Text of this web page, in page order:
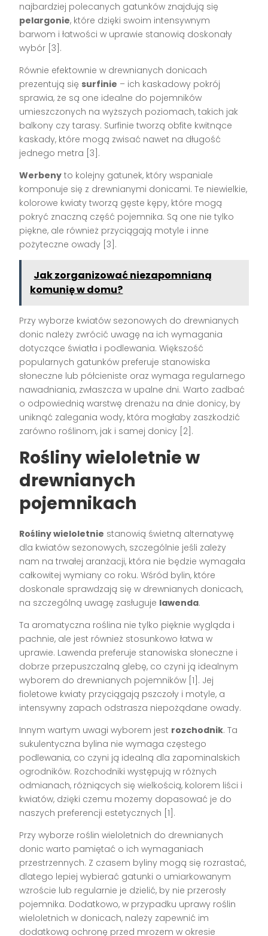
najbardziej polecanych gatunków znajdują się
pelargonie, które dzięki swoim intensywnym
barwom i łatwości w uprawie stanowią doskonały
wybór [3].
Równie efektownie w drewnianych donicach
prezentują się surfinie – ich kaskadowy pokrój
sprawia, że są one idealne do pojemników
umieszczonych na wyższych poziomach, takich jak
balkony czy tarasy. Surfinie tworzą obfite kwitnące
kaskady, które mogą zwisać nawet na długość
jednego metra [3].
Werbeny to kolejny gatunek, który wspaniale
komponuje się z drewnianymi donicami. Te niewielkie,
kolorowe kwiaty tworzą gęste kępy, które mogą
pokryć znaczną część pojemnika. Są one nie tylko
piękne, ale również przyciągają motyle i inne
pożyteczne owady [3].
Jak zorganizować niezapomnianą
komunię w domu?
Przy wyborze kwiatów sezonowych do drewnianych
donic należy zwrócić uwagę na ich wymagania
dotyczące światła i podlewania. Większość
popularnych gatunków preferuje stanowiska
słoneczne lub półcieniste oraz wymaga regularnego
nawadniania, zwłaszcza w upalne dni. Warto zadbać
o odpowiednią warstwę drenażu na dnie donicy, by
uniknąć zalegania wody, która mogłaby zaszkodzić
zarówno roślinom, jak i samej donicy [2].
Rośliny wieloletnie w
drewnianych
pojemnikach
Rośliny wieloletnie stanowią świetną alternatywę
dla kwiatów sezonowych, szczególnie jeśli zależy
nam na trwałej aranżacji, która nie będzie wymagała
całkowitej wymiany co roku. Wśród bylin, które
doskonale sprawdzają się w drewnianych donicach,
na szczególną uwagę zasługuje lawenda.
Ta aromatyczna roślina nie tylko pięknie wygląda i
pachnie, ale jest również stosunkowo łatwa w
uprawie. Lawenda preferuje stanowiska słoneczne i
dobrze przepuszczalną glebę, co czyni ją idealnym
wyborem do drewnianych pojemników [1]. Jej
fioletowe kwiaty przyciągają pszczoły i motyle, a
intensywny zapach odstrasza niepożądane owady.
Innym wartym uwagi wyborem jest rozchodnik. Ta
sukulentyczna bylina nie wymaga częstego
podlewania, co czyni ją idealną dla zapominalskich
ogrodników. Rozchodniki występują w różnych
odmianach, różniących się wielkością, kolorem liści i
kwiatów, dzięki czemu możemy dopasować je do
naszych preferencji estetycznych [1].
Przy wyborze roślin wieloletnich do drewnianych
donic warto pamiętać o ich wymaganiach
przestrzennych. Z czasem byliny mogą się rozrastać,
dlatego lepiej wybierać gatunki o umiarkowanym
wzroście lub regularnie je dzielić, by nie przerosły
pojemnika. Dodatkowo, w przypadku uprawy roślin
wieloletnich w donicach, należy zapewnić im
dodatkową ochronę przed mrozem w okresie